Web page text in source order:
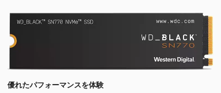
優れたパフォーマンスを体験